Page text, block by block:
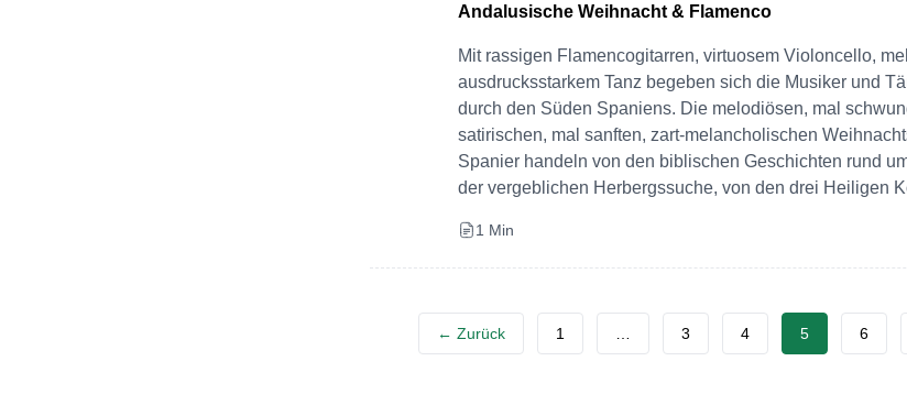
Andalusische Weihnacht & Flamenco
Mit rassigen Flamencogitarren, virtuosem Violoncello,
ausdrucksstarkem Tanz begeben sich die Musiker und
durch den Süden Spaniens. Die melodiösen, mal
satirischen, mal sanften, zart-melancholischen
Spanier handeln von den biblischen Geschichten rund
der vergeblichen Herbergssuche, von den drei Heiligen
1 Min
Beiträge-
← Zurück 1 3 4 5 6